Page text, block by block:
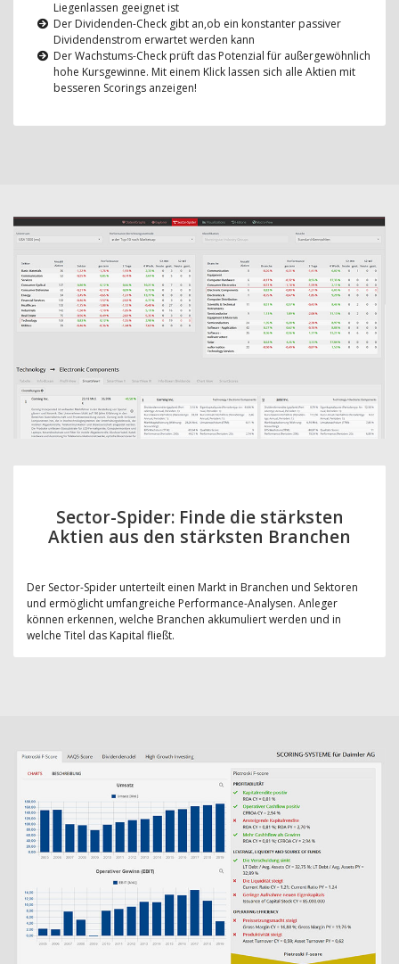
Liegenlassen geeignet ist
Der Dividenden-Check gibt an,ob ein konstanter passiver
Dividendenstrom erwartet werden kann
Der Wachstums-Check prüft das Potenzial für außergewöhnlich
hohe Kursgewinne. Mit einem Klick lassen sich alle Aktien mit
besseren Scorings anzeigen!
Sector-Spider: Finde die stärksten
Aktien aus den stärksten Branchen
Der Sector-Spider unterteilt einen Markt in Branchen und Sektoren
und ermöglicht umfangreiche Performance-Analysen. Anleger
können erkennen, welche Branchen akkumuliert werden und in
welche Titel das Kapital fließt.